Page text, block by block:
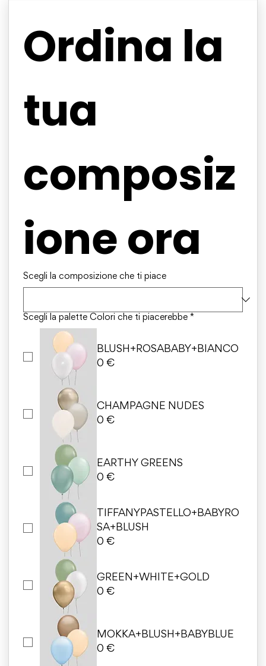
Ordina la
tua
composiz
ione ora
Scegli la composizione che ti piace
Scegli la palette Colori che ti piacerebbe *
BLUSH+ROSABABY+BIANCO
0 €
CHAMPAGNE NUDES
0 €
EARTHY GREENS
0 €
TIFFANYPASTELLO+BABYRO
SA+BLUSH
0 €
GREEN+WHITE+GOLD
0 €
MOKKA+BLUSH+BABYBLUE
0 €